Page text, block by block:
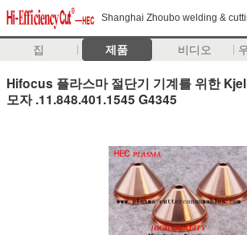
Shanghai Zhoubo welding &
집 제품 비디오
Hifocus 플라스마 절단기 기계를 위한
모자 .11.848.401.1545 G4345